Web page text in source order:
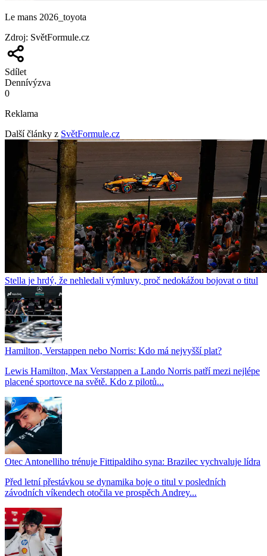
Le mans 2026_toyota
Zdroj: SvětFormule.cz
Sdílet
Dennívýzva
0
Reklama
Další články z SvětFormule.cz
Stella je hrdý, že nehledali výmluvy, proč nedokážou bojovat o titul
Hamilton, Verstappen nebo Norris: Kdo má nejvyšší plat?
Lewis Hamilton, Max Verstappen a Lando Norris patří mezi nejlépe
placené sportovce na světě. Kdo z pilotů...
Otec Antonelliho trénuje Fittipaldiho syna: Brazilec vychvaluje lídra
Před letní přestávkou se dynamika boje o titul v posledních
závodních víkendech otočila ve prospěch Andrey...